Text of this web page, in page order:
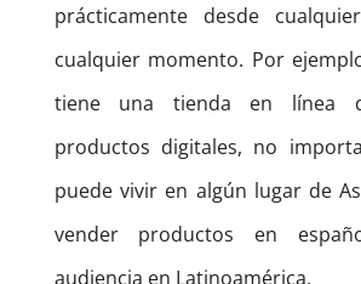
prácticamente desde
cualquier momento. Por
tiene una tienda en línea
productos digitales, no
puede vivir en algún lugar de
vender productos en
audiencia en Latinoamérica.